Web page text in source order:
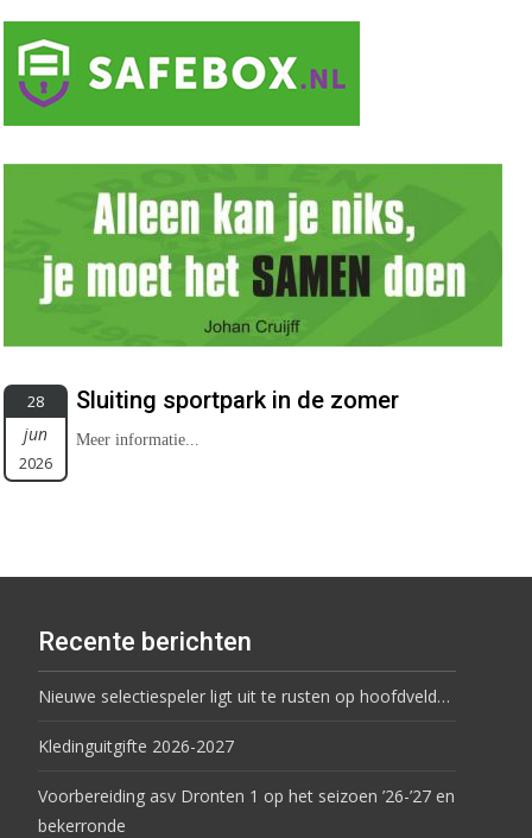
28
jun
2026
Sluiting sportpark in de zomer
Meer informatie...
Recente berichten
Nieuwe selectiespeler ligt uit te rusten op hoofdveld…
Kledinguitgifte 2026-2027
Voorbereiding asv Dronten 1 op het seizoen ’26-’27 en
bekerronde